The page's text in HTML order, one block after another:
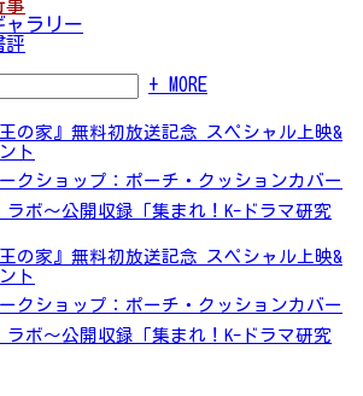
事
ャラリー
評
+ MORE
の家』無料初放送記念 スペシャル上映&
ト
クショップ：ポーチ・クッションカバー
ラボ～公開収録「集まれ！K-ドラマ研究
の家』無料初放送記念 スペシャル上映&
ト
クショップ：ポーチ・クッションカバー
ラボ～公開収録「集まれ！K-ドラマ研究